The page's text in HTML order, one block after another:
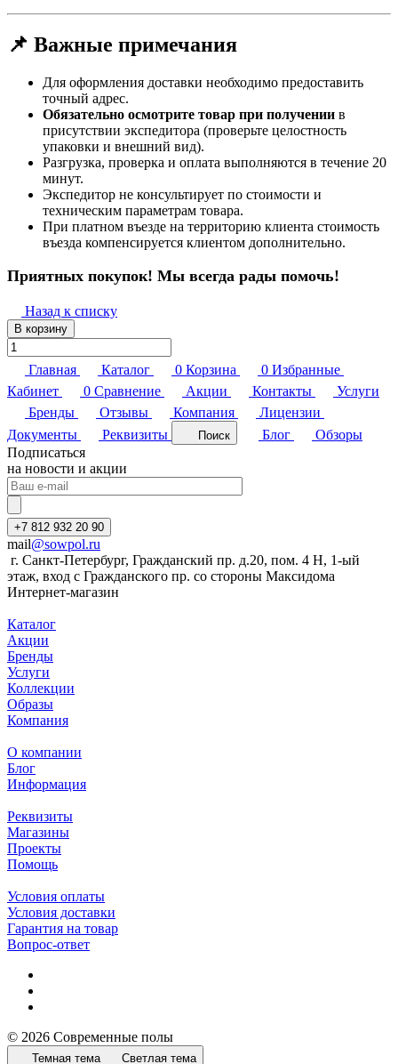
📌 Важные примечания
Для оформления доставки необходимо предоставить
точный адрес.
Обязательно осмотрите товар при получении в
присутствии экспедитора (проверьте целостность
упаковки и внешний вид).
Разгрузка, проверка и оплата выполняются в течение 20
минут.
Экспедитор не консультирует по стоимости и
техническим параметрам товара.
При платном въезде на территорию клиента стоимость
въезда компенсируется клиентом дополнительно.
Приятных покупок! Мы всегда рады помочь!
Назад к списку
В корзину
Главная Каталог 0 Корзина 0 Избранные
Кабинет
0 Сравнение Акции Контакты
Услуги
Бренды
Отзывы Компания
Лицензии
Документы
Реквизиты Поиск Блог
Обзоры
Подписаться
на новости и акции
+7 812 932 20 90
mail@sowpol.ru
г. Санкт-Петербург, Гражданский пр. д.20, пом. 4 Н, 1-ый
этаж, вход с Гражданского пр. со стороны Максидома
Интернет-магазин
Каталог
Акции
Бренды
Услуги
Коллекции
Образы
Компания
О компании
Блог
Информация
Реквизиты
Магазины
Проекты
Помощь
Условия оплаты
Условия доставки
Гарантия на товар
Вопрос-ответ
© 2026 Современные полы
Темная тема Светлая тема